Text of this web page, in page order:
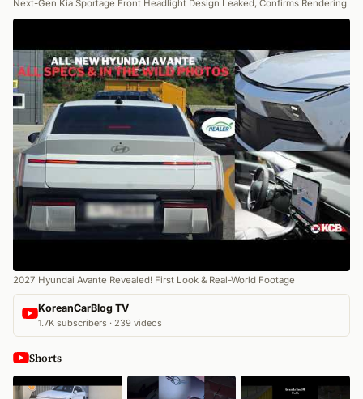
Next-Gen Kia Sportage Front Headlight Design Leaked, Confirms Rendering
2027 Hyundai Avante Revealed! First Look & Real-World Footage
KoreanCarBlog TV
1.7K subscribers · 239 videos
Shorts